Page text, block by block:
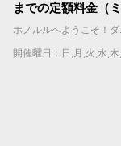
までの定額料金（
開催曜日：日,月,火,水,木